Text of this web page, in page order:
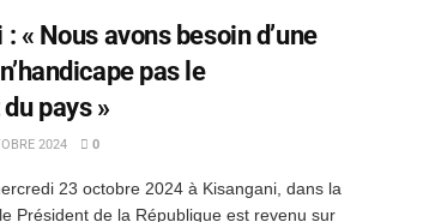
« Nous avons besoin d’une
pas le
pays »
2024 0
23 octobre 2024 à Kisangani, dans la
Président de la République est revenu sur